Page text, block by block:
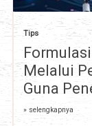
Tips
Melalui
Guna
» selengkapnya